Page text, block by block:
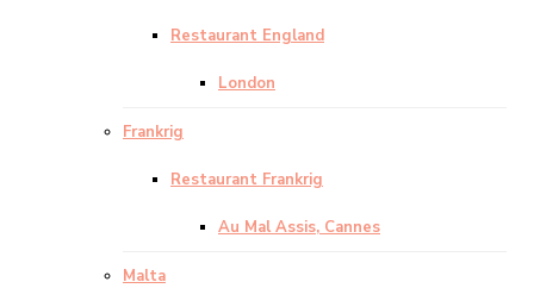
Restaurant England
London
Frankrig
Restaurant Frankrig
Au Mal Assis, Cannes
Malta